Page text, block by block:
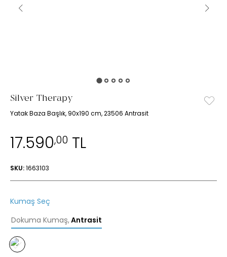
Silver Therapy
Yatak Baza Başlık, 90x190 cm, 23506 Antrasit
17.590,00 TL
SKU:1663103
Kumaş Seç
Dokuma Kumaş,Antrasit